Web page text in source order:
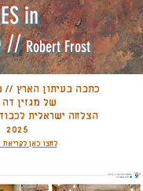
in
// Robert Frost
כתבה בעיתון הארץ //
של מגזין
הצלחה ישראלית
2025
לחצו כאן